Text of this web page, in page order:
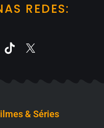
REDES:
& Séries